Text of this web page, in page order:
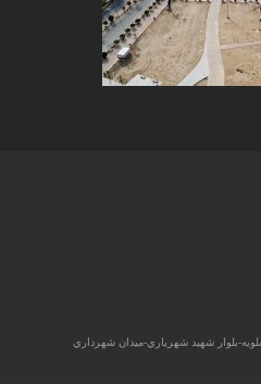
بلوار شهيد شهرياري-ميدان شهرداري